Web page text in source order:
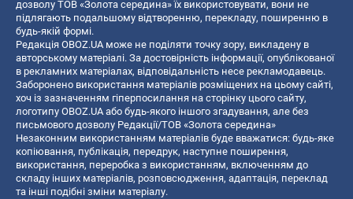
дозволу ТОВ «Золота середина» їх використовувати, вони не
підлягають подальшому відтворенню, перекладу, поширенню в
будь-якій формі.
Редакція OBOZ.UA може не поділяти точку зору, викладену в
авторському матеріалі. За достовірність інформації, опублікованої
в рекламних матеріалах, відповідальність несе рекламодавець.
Заборонено використання матеріалів розміщених на цьому сайті,
хоч із зазначенням гіперпосилання на сторінку цього сайту,
логотипу OBOZ.UA або будь-якого іншого згадування, але без
письмового дозволу Редакції/ТОВ «Золота середина»
Незаконним використанням матеріалів буде вважатися: будь-яке
копiювання, публiкацiя, передрук, наступне поширення,
використання, переробка з використанням, включенням до
складу інших матеріалів, розповсюдження, адаптація, переклад
та інші подібні зміни матеріалу.